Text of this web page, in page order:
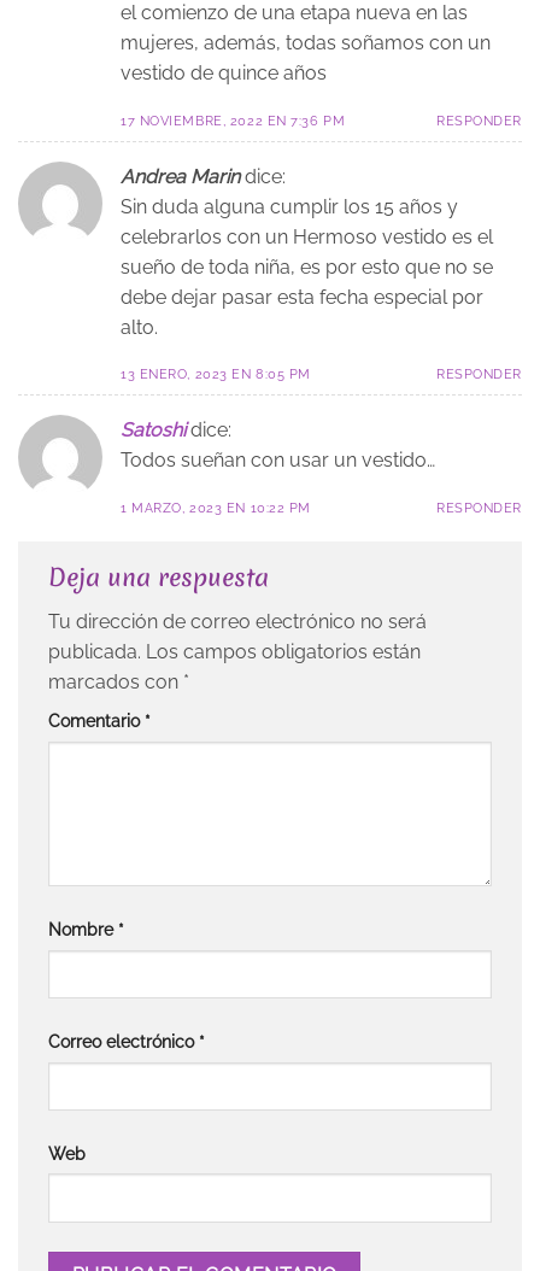
el comienzo de una etapa nueva en las
mujeres, además, todas soñamos con un
vestido de quince años
17 NOVIEMBRE, 2022 EN 7:36 PM RESPONDER
Andrea Marin dice:
Sin duda alguna cumplir los 15 años y
celebrarlos con un Hermoso vestido es el
sueño de toda niña, es por esto que no se
debe dejar pasar esta fecha especial por
alto.
13 ENERO, 2023 EN 8:05 PM RESPONDER
Satoshi dice:
Todos sueñan con usar un vestido…
1 MARZO, 2023 EN 10:22 PM RESPONDER
Deja una respuesta
Tu dirección de correo electrónico no será
publicada. Los campos obligatorios están
marcados con *
Comentario *
Nombre *
Correo electrónico *
Web